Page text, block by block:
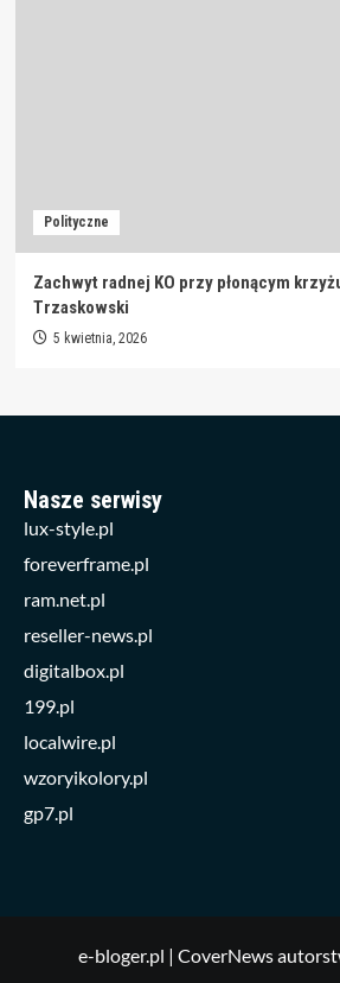
Polityczne
Zachwyt radnej KO przy płonącym
Trzaskowski
5 kwietnia, 2026
Nasze serwisy
lux-style.pl
foreverframe.pl
ram.net.pl
reseller-news.pl
digitalbox.pl
199.pl
localwire.pl
wzoryikolory.pl
gp7.pl
e-bloger.pl | CoverNews